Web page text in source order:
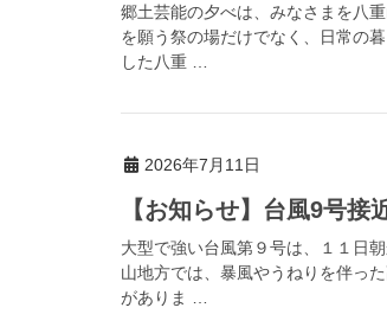
郷土芸能の夕べは、みなさまを八
を願う祭の場だけでなく、日常の
した八重 …
2026年7月11日
【お知らせ】台風9号接
大型で強い台風第９号は、１１日
山地方では、暴風やうねりを伴っ
がありま …